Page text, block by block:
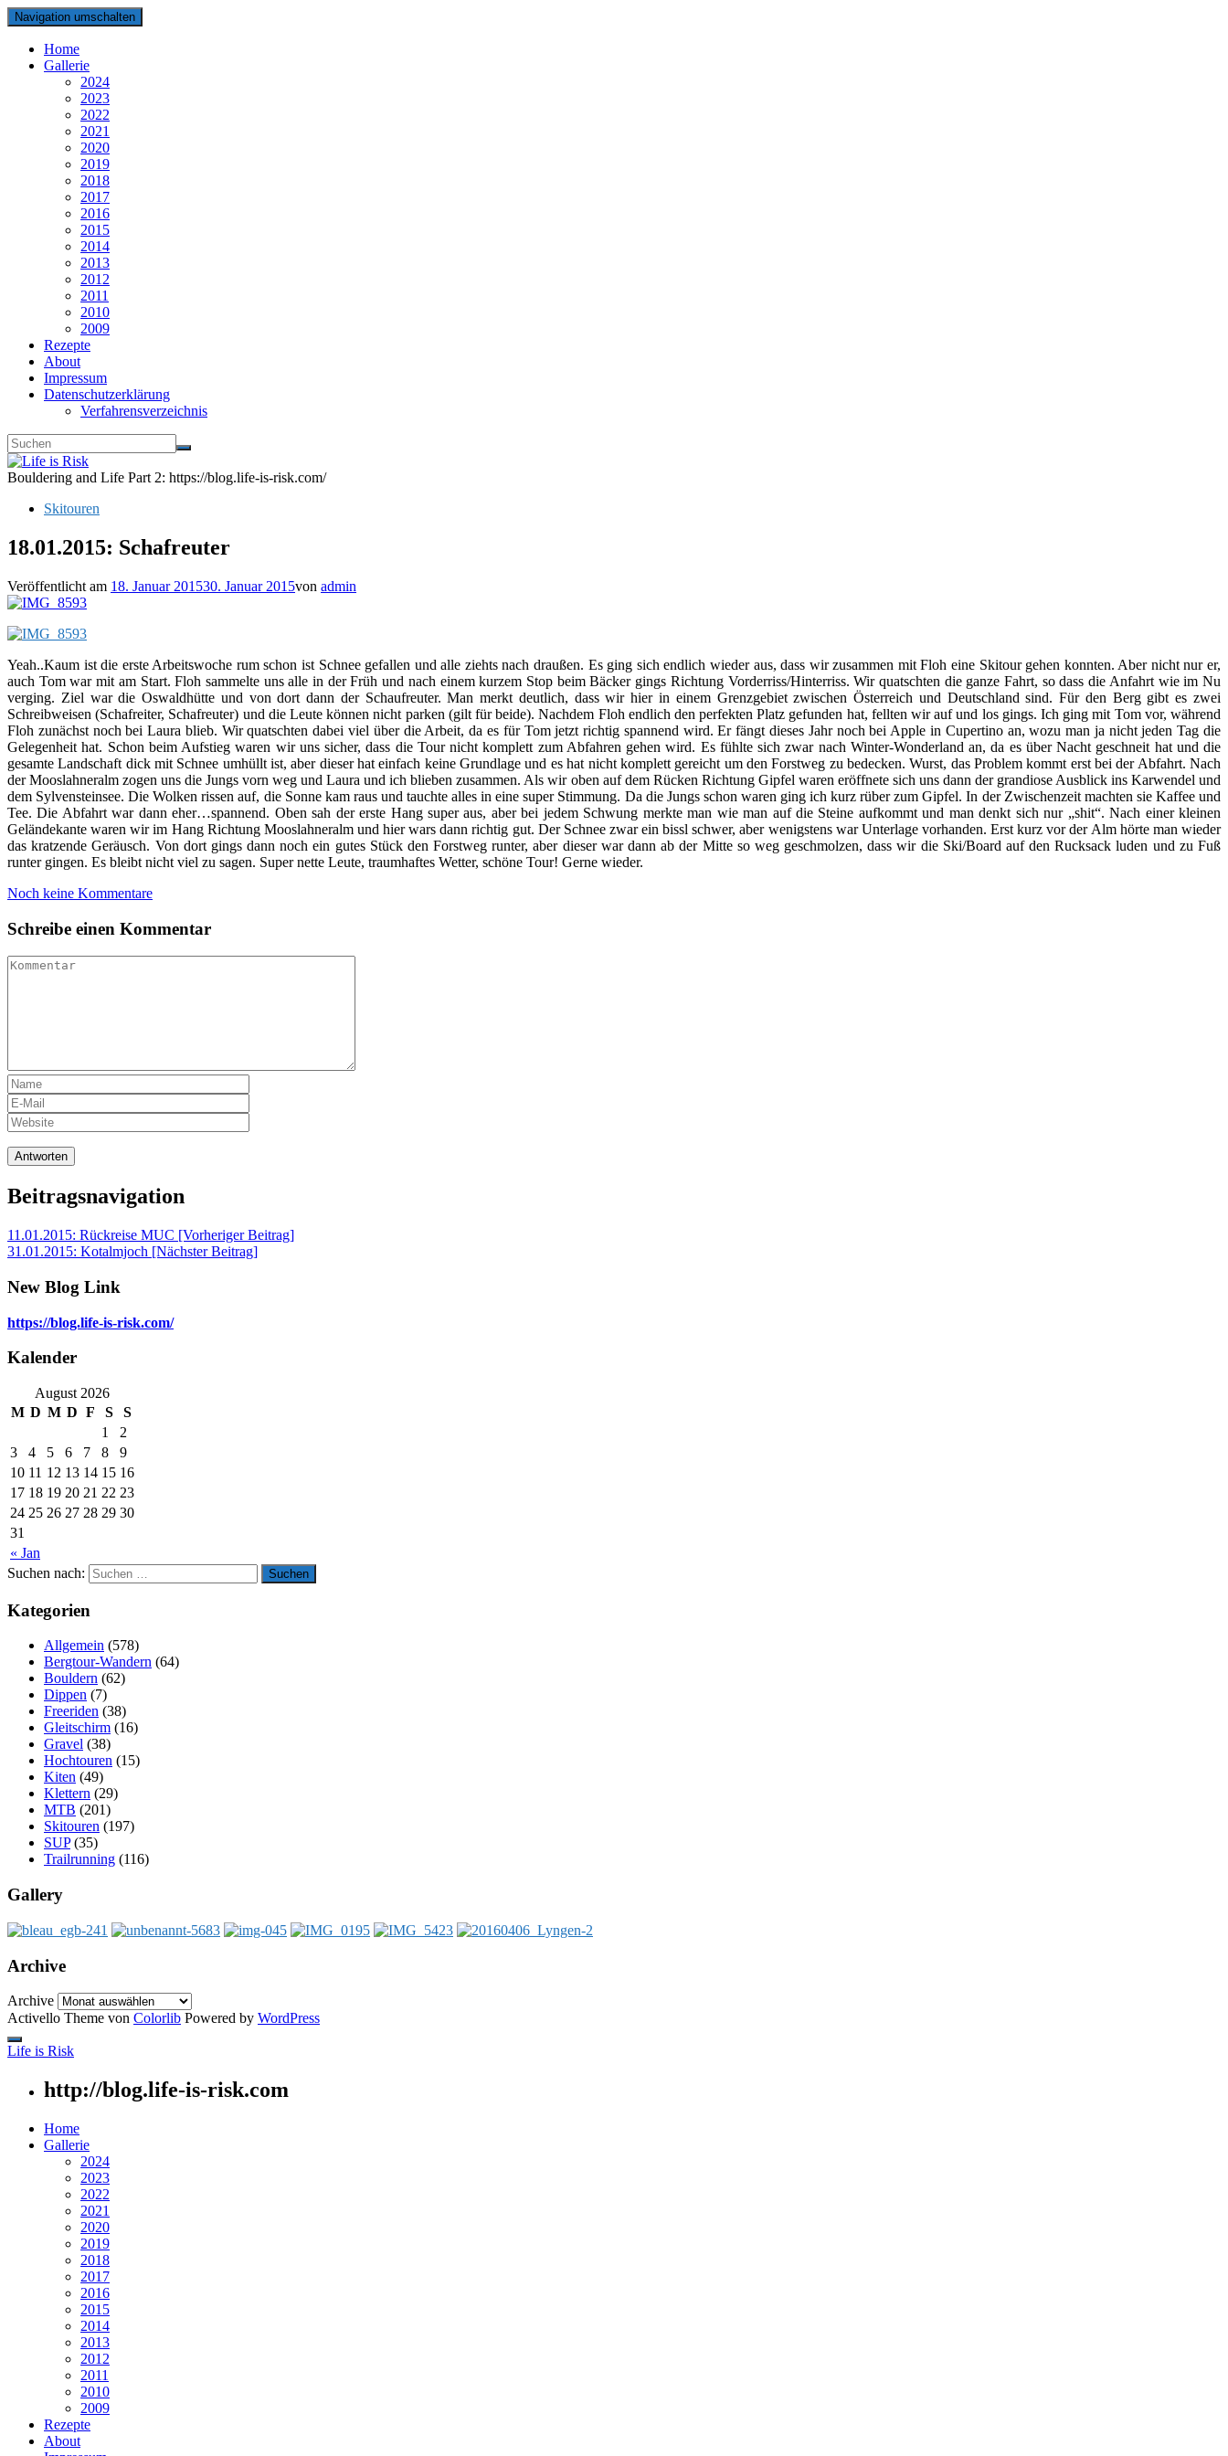
Navigation umschalten
Home
Gallerie
2024
2023
2022
2021
2020
2019
2018
2017
2016
2015
2014
2013
2012
2011
2010
2009
Rezepte
About
Impressum
Datenschutzerklärung
Verfahrensverzeichnis
Bouldering and Life Part 2: https://blog.life-is-risk.com/
Skitouren
18.01.2015: Schafreuter
Veröffentlicht am 18. Januar 201530. Januar 2015von admin
Yeah..Kaum ist die erste Arbeitswoche rum schon ist Schnee gefallen und alle ziehts nach draußen. Es ging sich endlich wieder aus, dass wir zusammen mit Floh eine Skitour gehen konnten. Aber nicht nur er,
auch Tom war mit am Start. Floh sammelte uns alle in der Früh und nach einem kurzem Stop beim Bäcker gings Richtung Vorderriss/Hinterriss. Wir quatschten die ganze Fahrt, so dass die Anfahrt wie im Nu
verging. Ziel war die Oswaldhütte und von dort dann der Schaufreuter. Man merkt deutlich, dass wir hier in einem Grenzgebiet zwischen Österreich und Deutschland sind. Für den Berg gibt es zwei
Schreibweisen (Schafreiter, Schafreuter) und die Leute können nicht parken (gilt für beide). Nachdem Floh endlich den perfekten Platz gefunden hat, fellten wir auf und los gings. Ich ging mit Tom vor, während
Floh zunächst noch bei Laura blieb. Wir quatschten dabei viel über die Arbeit, da es für Tom jetzt richtig spannend wird. Er fängt dieses Jahr noch bei Apple in Cupertino an, wozu man ja nicht jeden Tag die
Gelegenheit hat. Schon beim Aufstieg waren wir uns sicher, dass die Tour nicht komplett zum Abfahren gehen wird. Es fühlte sich zwar nach Winter-Wonderland an, da es über Nacht geschneit hat und die
gesamte Landschaft dick mit Schnee umhüllt ist, aber dieser hat einfach keine Grundlage und es hat nicht komplett gereicht um den Forstweg zu bedecken. Wurst, das Problem kommt erst bei der Abfahrt. Nach
der Mooslahneralm zogen uns die Jungs vorn weg und Laura und ich blieben zusammen. Als wir oben auf dem Rücken Richtung Gipfel waren eröffnete sich uns dann der grandiose Ausblick ins Karwendel und
dem Sylvensteinsee. Die Wolken rissen auf, die Sonne kam raus und tauchte alles in eine super Stimmung. Da die Jungs schon waren ging ich kurz rüber zum Gipfel. In der Zwischenzeit machten sie Kaffee und
Tee. Die Abfahrt war dann eher…spannend. Oben sah der erste Hang super aus, aber bei jedem Schwung merkte man wie man auf die Steine aufkommt und man denkt sich nur „shit“. Nach einer kleinen
Geländekante waren wir im Hang Richtung Mooslahneralm und hier wars dann richtig gut. Der Schnee zwar ein bissl schwer, aber wenigstens war Unterlage vorhanden. Erst kurz vor der Alm hörte man wieder
das kratzende Geräusch. Von dort gings dann noch ein gutes Stück den Forstweg runter, aber dieser war dann ab der Mitte so weg geschmolzen, dass wir die Ski/Board auf den Rucksack luden und zu Fuß
runter gingen. Es bleibt nicht viel zu sagen. Super nette Leute, traumhaftes Wetter, schöne Tour! Gerne wieder.
Noch keine Kommentare
Schreibe einen Kommentar
Beitragsnavigation
11.01.2015: Rückreise MUC [Vorheriger Beitrag]
31.01.2015: Kotalmjoch [Nächster Beitrag]
New Blog Link
https://blog.life-is-risk.com/
Kalender
August 2026
M D M D F S S
« Jan
1
2
3
4 5 6 7 8
9
10 11 12 13 14 15 16
17 18 19 20 21 22 23
24 25 26 27 28 29 30
31
Suchen nach: Suchen
Kategorien
Allgemein (578)
Bergtour-Wandern (64)
Bouldern (62)
Dippen (7)
Freeriden (38)
Gleitschirm (16)
Gravel (38)
Hochtouren (15)
Kiten (49)
Klettern (29)
MTB (201)
Skitouren (197)
SUP(35)
Trailrunning (116)
Gallery
Archive
Archive
Activello Theme von Colorlib Powered by WordPress
Life is Risk
http://blog.life-is-risk.com
Home
Gallerie
2024
2023
2022
2021
2020
2019
2018
2017
2016
2015
2014
2013
2012
2011
2010
2009
Rezepte
About